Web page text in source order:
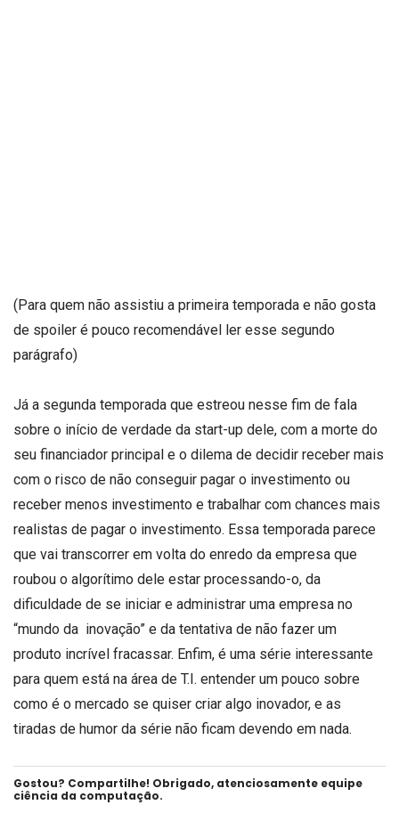
(Para quem não assistiu a primeira temporada e não gosta
de spoiler é pouco recomendável ler esse segundo
parágrafo)
Já a segunda temporada que estreou nesse fim de fala
sobre o início de verdade da start-up dele, com a morte do
seu financiador principal e o dilema de decidir receber mais
com o risco de não conseguir pagar o investimento ou
receber menos investimento e trabalhar com chances mais
realistas de pagar o investimento. Essa temporada parece
que vai transcorrer em volta do enredo da empresa que
roubou o algorítimo dele estar processando-o, da
dificuldade de se iniciar e administrar uma empresa no
“mundo da inovação” e da tentativa de não fazer um
produto incrível fracassar. Enfim, é uma série interessante
para quem está na área de T.I. entender um pouco sobre
como é o mercado se quiser criar algo inovador, e as
tiradas de humor da série não ficam devendo em nada.
Gostou? Compartilhe! Obrigado, atenciosamente equipe
ciência da computação.